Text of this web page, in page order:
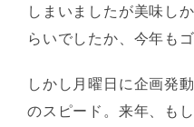
しまいましたが美味し
らいでしたか、今年も
しかし月曜日に企画発
のスピード。来年、も